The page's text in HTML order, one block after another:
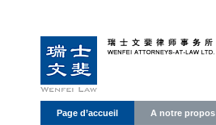
Page d’accueil A notre propos